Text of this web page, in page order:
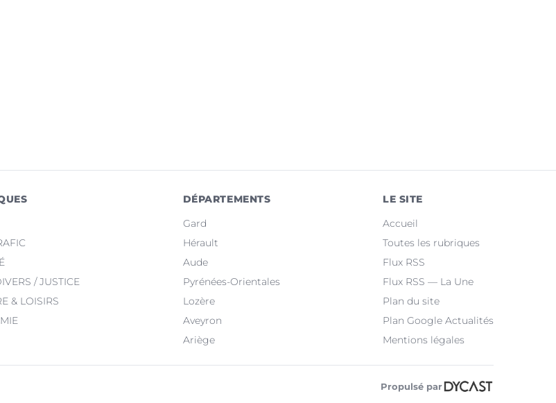
/ JUSTICE
& LOISIRS
DÉPARTEMENTS
Gard
Hérault
Aude
Pyrénées-Orientales
Lozère
Aveyron
Ariège
LE SITE
Accueil
Toutes les rubriques
Flux RSS
Flux RSS — La Une
Plan du site
Plan Google Actualités
Mentions légales
Propulsé par